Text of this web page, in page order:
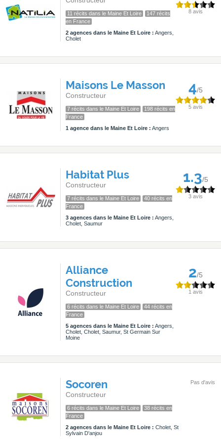
11 récits dans le Maine Et Loire
147 récits
en France
2 agences dans le Maine Et Loire : Angers,
Cholet
8 avis
Maisons Le Masson
Constructeur
7 récits dans le Maine Et Loire
198 récits en
France
1 agence dans le Maine Et Loire : Angers
4/5
5 avis
Habitat Plus
Constructeur
7 récits dans le Maine Et Loire
40 récits en
France
3 agences dans le Maine Et Loire : Angers,
Cholet, Saumur
1.3/5
3 avis
Alliance
Construction
Constructeur
6 récits dans le Maine Et Loire
44 récits en
France
5 agences dans le Maine Et Loire : Angers,
Cholet, Cholet, Saumur, St Germain Sur
Moine
2/5
1 avis
Socoren
Constructeur
6 récits dans le Maine Et Loire
38 récits en
France
2 agences dans le Maine Et Loire : Cholet, St
Sylvain D'anjou
Pas d'avis